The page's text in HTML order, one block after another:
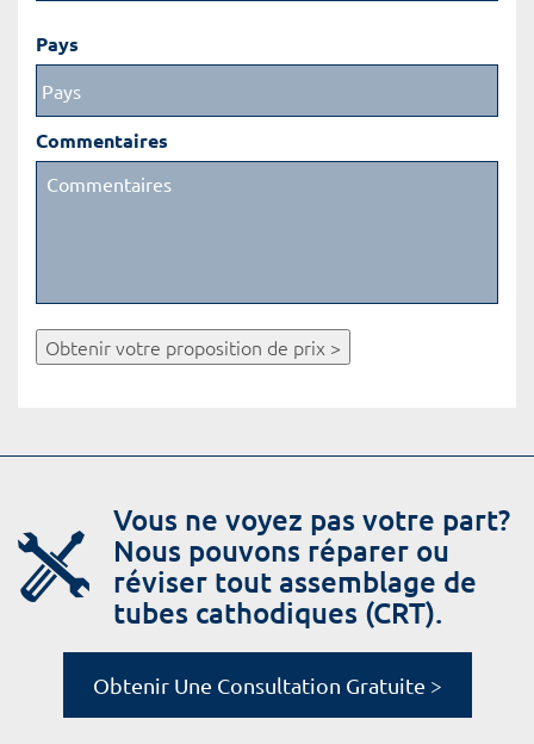
Pays
Commentaires
Obtenir votre proposition de prix >
Vous ne voyez pas votre part?
Nous pouvons réparer ou
réviser tout assemblage de
tubes cathodiques (CRT).
Obtenir Une Consultation Gratuite >